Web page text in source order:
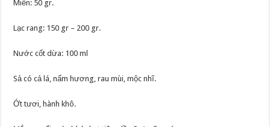
Miến: 50 gr.
Lạc rang: 150 gr – 200 gr.
Nước cốt dừa: 100 ml
Sả có cả lá, nấm hương, rau mùi, mộc nhĩ.
Ớt tươi, hành khô.